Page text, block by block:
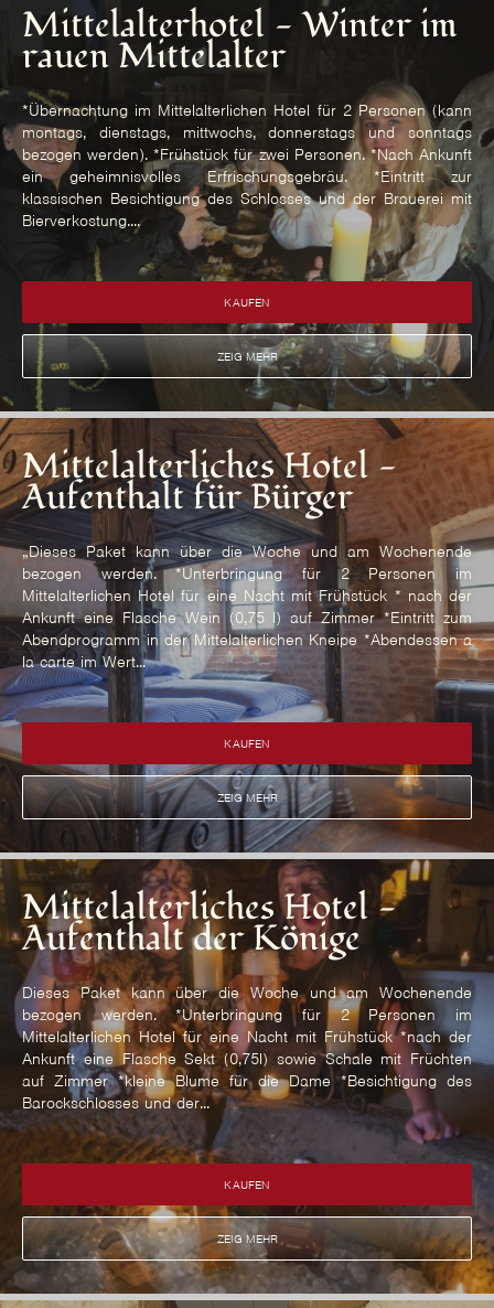
Mittelalterhotel - Winter im
rauen Mittelalter
*Übernachtung im Mittelalterlichen Hotel für 2 Personen (kann
montags, dienstags, mittwochs, donnerstags und sonntags
bezogen werden). *Frühstück für zwei Personen. *Nach Ankunft
ein geheimnisvolles Erfrischungsgebräu. *Eintritt zur
klassischen Besichtigung des Schlosses und der Brauerei mit
Bierverkostung....
KAUFEN
ZEIG MEHR
Mittelalterliches Hotel -
Aufenthalt für Bürger
„Dieses Paket kann über die Woche und am Wochenende
bezogen werden. *Unterbringung für 2 Personen im
Mittelalterlichen Hotel für eine Nacht mit Frühstück * nach der
Ankunft eine Flasche Wein (0,75 l) auf Zimmer *Eintritt zum
Abendprogramm in der Mittelalterlichen Kneipe *Abendessen a
la carte im Wert...
KAUFEN
ZEIG MEHR
Mittelalterliches Hotel -
Aufenthalt der Könige
Dieses Paket kann über die Woche und am Wochenende
bezogen werden. *Unterbringung für 2 Personen im
Mittelalterlichen Hotel für eine Nacht mit Frühstück *nach der
Ankunft eine Flasche Sekt (0,75l) sowie Schale mit Früchten
auf Zimmer *kleine Blume für die Dame *Besichtigung des
Barockschlosses und der...
KAUFEN
ZEIG MEHR